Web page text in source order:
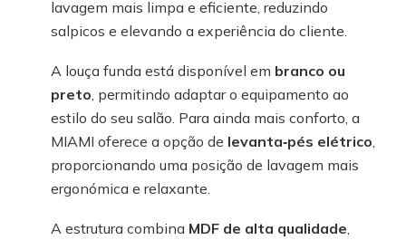
lavagem mais limpa e eficiente, reduzindo
salpicos e elevando a experiência do cliente.
A louça funda está disponível em branco ou
preto, permitindo adaptar o equipamento ao
estilo do seu salão. Para ainda mais conforto, a
MIAMI oferece a opção de levanta‑pés elétrico,
proporcionando uma posição de lavagem mais
ergonómica e relaxante.
A estrutura combina MDF de alta qualidade,